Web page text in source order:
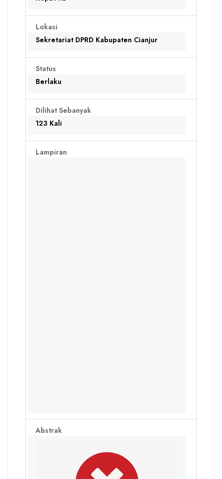
Lokasi
Sekretariat DPRD Kabupaten Cianjur
Status
Berlaku
Dilihat Sebanyak
123 Kali
Lampiran
Abstrak